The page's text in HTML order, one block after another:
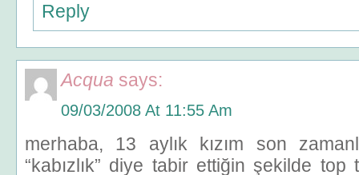
Reply
Acqua says:
09/03/2008 At 11:55 Am
merhaba, 13 aylık kızım son
“kabızlık” diye tabir ettiğin şekilde